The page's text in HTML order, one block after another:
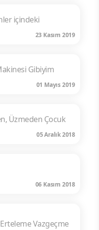
içindeki
23 Kasım 2019
Gibiyim
01 Mayıs 2019
Üzmeden Çocuk
05 Aralık 2018
06 Kasım 2018
Vazgeçme